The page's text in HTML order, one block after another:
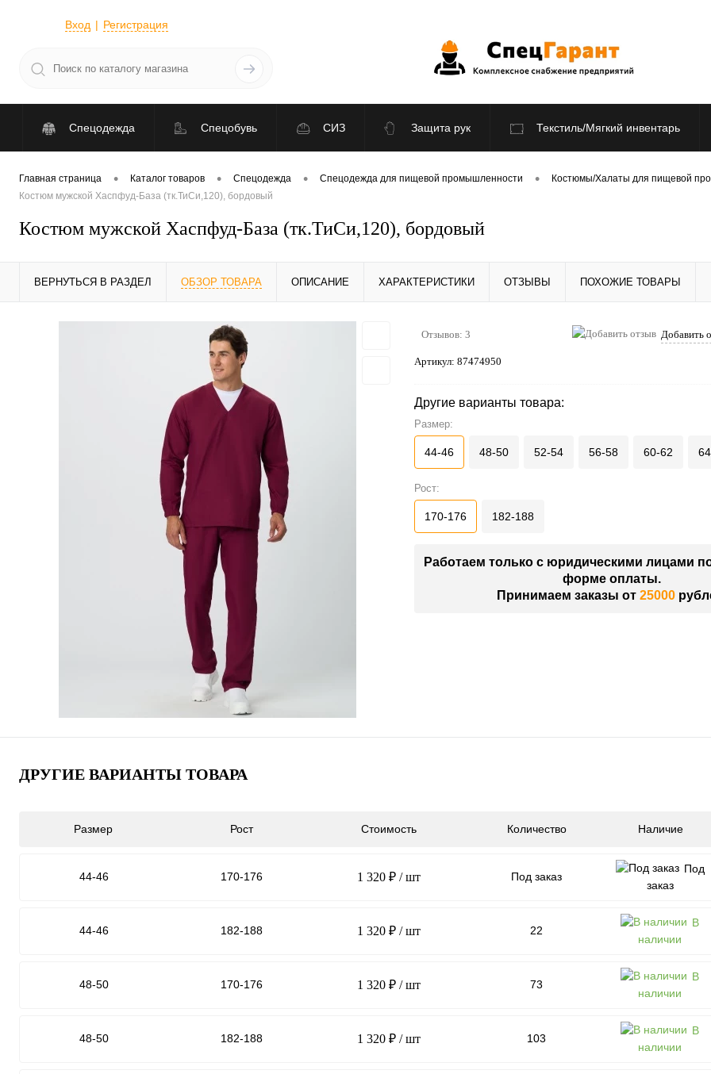
Вход Регистрация
Спецодежда Спецобувь СИЗ Защита рук Текстиль/Мягкий инвентарь
По отраслям Распродажа
Главная страница • Каталог товаров • Спецодежда • Спецодежда для пищевой промышленности • Костюмы/Халаты для пищевой
Костюм мужской Хаспфуд-База (тк.ТиСи,120), бордовый
Костюм мужской Хаспфуд-База (тк.ТиСи,120), бордовый
ВЕРНУТЬСЯ В РАЗДЕЛ ОБЗОР ТОВАРА ОПИСАНИЕ ХАРАКТЕРИСТИКИ ОТЗЫВЫ ПОХОЖИЕ ТОВАРЫ
Отзывов: 3 Добавить
Артикул: 87474950
Другие варианты товара:
Размер:
44-46 48-50 52-54 56-58 60-62
Рост:
170-176 182-188
Работаем только с юридическими лицами
форме оплаты.
Принимаем заказы от 25000
ДРУГИЕ ВАРИАНТЫ ТОВАРА
Размер Рост Стоимость Количество Наличие
44-46 170-176 1 320 ₽ / шт Под заказ
Под
заказ
44-46 182-188 1 320 ₽ / шт 22
В
наличии
48-50 170-176 1 320 ₽ / шт 73
В
наличии
48-50 182-188 1 320 ₽ / шт 103
В
наличии